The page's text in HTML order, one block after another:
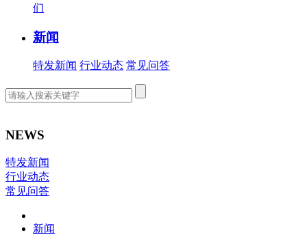
们
新闻
特发新闻 行业动态 常见问答
NEWS
特发新闻
行业动态
常见问答
新闻